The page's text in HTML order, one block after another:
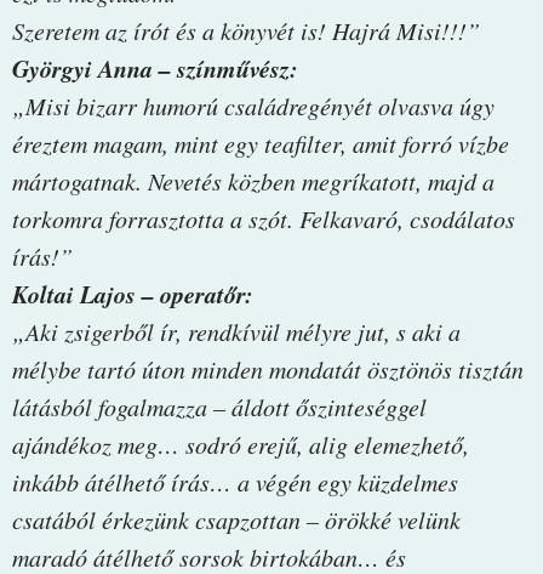
Szeretem az írót és a könyvét is! Hajrá Misi!!!”
Györgyi Anna – színművész:
„Misi bizarr humorú családregényét olvasva úgy
éreztem magam, mint egy teafilter, amit forró vízbe
mártogatnak. Nevetés közben megríkatott, majd a
torkomra forrasztotta a szót. Felkavaró, csodálatos
írás!”
Koltai Lajos – operatőr:
„Aki zsigerből ír, rendkívül mélyre jut, s aki a
mélybe tartó úton minden mondatát ösztönös tisztán
látásból fogalmazza – áldott őszinteséggel
ajándékoz meg… sodró erejű, alig elemezhető,
inkább átélhető írás… a végén egy küzdelmes
csatából érkezünk csapzottan – örökké velünk
maradó átélhető sorsok birtokában… és